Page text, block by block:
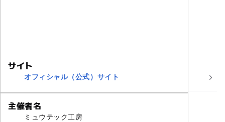
サイト
オフィシャル（公式）サイト
主催者名
ミュウテック工房